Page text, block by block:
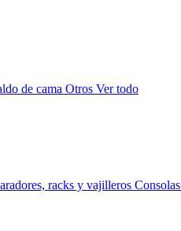
de cama Otros Ver todo
racks y vajilleros Consolas